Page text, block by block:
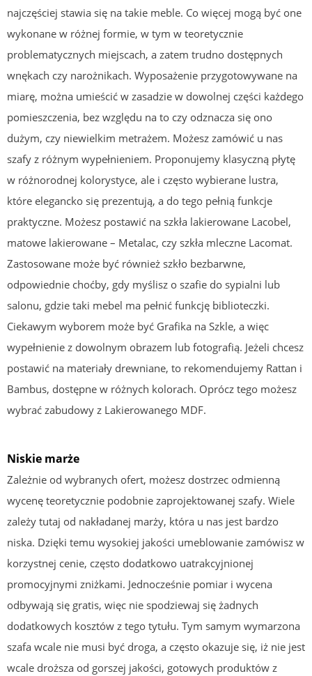
najczęściej stawia się na takie meble. Co więcej mogą być one
wykonane w różnej formie, w tym w teoretycznie
problematycznych miejscach, a zatem trudno dostępnych
wnękach czy narożnikach. Wyposażenie przygotowywane na
miarę, można umieścić w zasadzie w dowolnej części każdego
pomieszczenia, bez względu na to czy odznacza się ono
dużym, czy niewielkim metrażem. Możesz zamówić u nas
szafy z różnym wypełnieniem. Proponujemy klasyczną płytę
w różnorodnej kolorystyce, ale i często wybierane lustra,
które elegancko się prezentują, a do tego pełnią funkcje
praktyczne. Możesz postawić na szkła lakierowane Lacobel,
matowe lakierowane – Metalac, czy szkła mleczne Lacomat.
Zastosowane może być również szkło bezbarwne,
odpowiednie choćby, gdy myślisz o szafie do sypialni lub
salonu, gdzie taki mebel ma pełnić funkcję biblioteczki.
Ciekawym wyborem może być Grafika na Szkle, a więc
wypełnienie z dowolnym obrazem lub fotografią. Jeżeli chcesz
postawić na materiały drewniane, to rekomendujemy Rattan i
Bambus, dostępne w różnych kolorach. Oprócz tego możesz
wybrać zabudowy z Lakierowanego MDF.
Niskie marże
Zależnie od wybranych ofert, możesz dostrzec odmienną
wycenę teoretycznie podobnie zaprojektowanej szafy. Wiele
zależy tutaj od nakładanej marży, która u nas jest bardzo
niska. Dzięki temu wysokiej jakości umeblowanie zamówisz w
korzystnej cenie, często dodatkowo uatrakcyjnionej
promocyjnymi zniżkami. Jednocześnie pomiar i wycena
odbywają się gratis, więc nie spodziewaj się żadnych
dodatkowych kosztów z tego tytułu. Tym samym wymarzona
szafa wcale nie musi być droga, a często okazuje się, iż nie jest
wcale droższa od gorszej jakości, gotowych produktów z